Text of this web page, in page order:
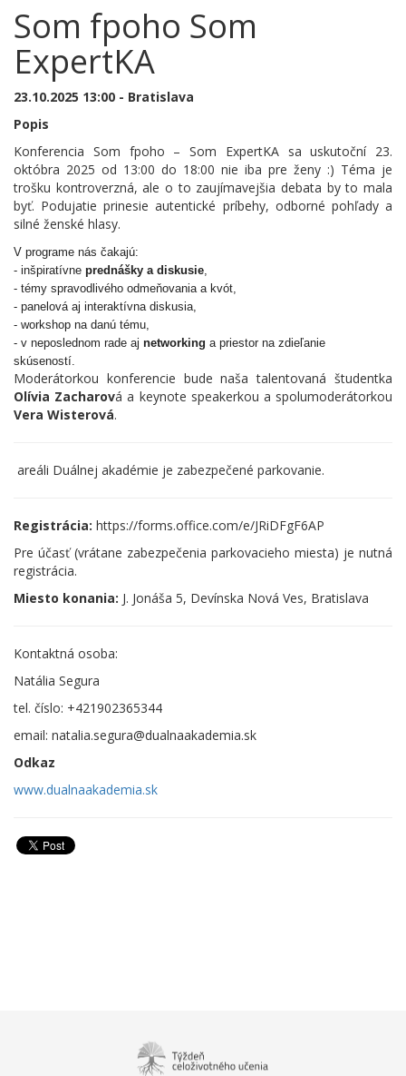
Som fpoho Som
ExpertKA
23.10.2025 13:00 - Bratislava
Popis
Konferencia Som fpoho – Som ExpertKA sa uskutoční 23.
októbra 2025 od 13:00 do 18:00 nie iba pre ženy :) Téma je
trošku kontroverzná, ale o to zaujímavejšia debata by to mala
byť. Podujatie prinesie autentické príbehy, odborné pohľady a
silné ženské hlasy.
V programe nás čakajú:
- inšpiratívne prednášky a diskusie
- témy spravodlivého odmeňovania a kvót,
- panelová aj interaktívna diskusia,
- workshop na danú tému,
- v neposlednom rade aj networking a priestor na zdieľanie
skúseností.
Moderátorkou konferencie bude naša talentovaná študentka
Olívia Zacharová a keynote speakerkou a spolumoderátorkou
Vera Wisterová.
areáli Duálnej akadémie je zabezpečené parkovanie.
Registrácia: https://forms.office.com/e/JRiDFgF6AP
Pre účasť (vrátane zabezpečenia parkovacieho miesta) je nutná
registrácia.
Miesto konania: J. Jonáša 5, Devínska Nová Ves, Bratislava
Kontaktná osoba:
Natália Segura
tel. číslo: +421902365344
email: natalia.segura@dualnaakademia.sk
Odkaz
www.dualnaakademia.sk